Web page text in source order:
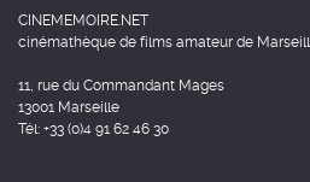
CINEMEMOIRE.NET
cinémathèque de films amateur de
11, rue du Commandant Mages
13001 Marseille
Tél: +33 (0)4 91 62 46 30